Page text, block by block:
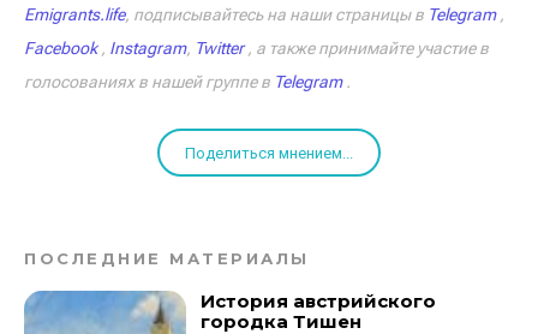
Emigrants.life, подписывайтесь на наши страницы в Telegram,
Facebook, Instagram, Twitter, а также принимайте участие в
голосованиях в нашей группе в Telegram.
Поделиться мнением...
ПОСЛЕДНИЕ МАТЕРИАЛЫ
История австрийского
городка Тишен